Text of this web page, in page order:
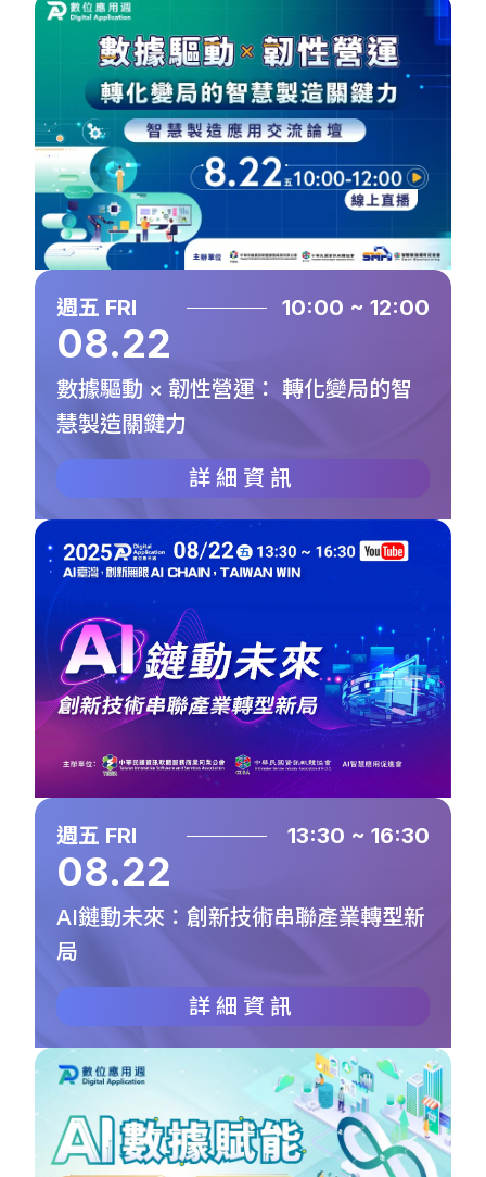
週五 FRI 10:00 ~ 12:00
08.22
數據驅動 × 韌性營運： 轉化變局的智
慧製造關鍵力
詳細資訊
週五 FRI 13:30 ~ 16:30
08.22
AI鏈動未來：創新技術串聯產業轉型新
局
詳細資訊